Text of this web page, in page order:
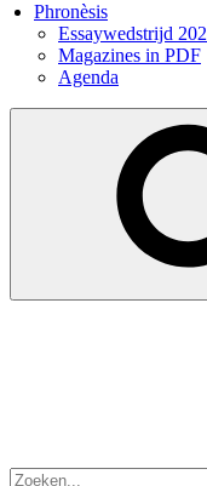
Phronèsis
Essaywedstrijd
Magazines in PDF
Agenda